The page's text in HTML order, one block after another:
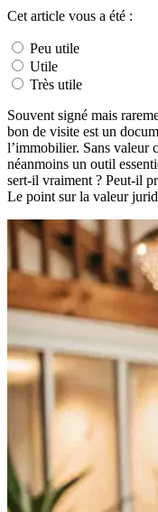
Cet article vous a été :
Peu utile
Utile
Très utile
Souvent signé mais
bon de visite est un
l’immobilier. Sans valeur
néanmoins un outil
sert-il vraiment ? Peut-il
Le point sur la valeur